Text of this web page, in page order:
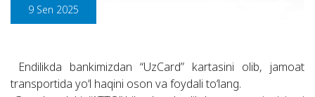
9 Sen 2025
Endilikda bankimizdan “UzCard” kartasini olib, jamoat
transportida yo‘l haqini oson va foydali to‘lang.